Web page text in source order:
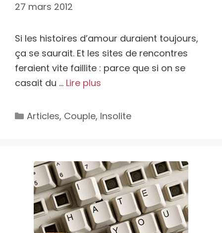
27 mars 2012
Si les histoires d’amour duraient toujours,
ça se saurait. Et les sites de rencontres
feraient vite faillite : parce que si on se
casait du … Lire plus
Catégories
Articles, Couple, Insolite